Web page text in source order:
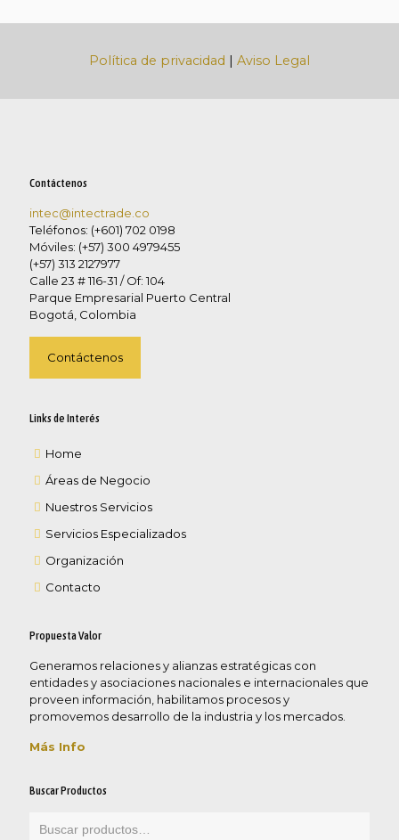
Política de privacidad | Aviso Legal
Contáctenos
intec@intectrade.co
Teléfonos: (+601) 702 0198
Móviles: (+57) 300 4979455
(+57) 313 2127977
Calle 23 # 116-31 / Of: 104
Parque Empresarial Puerto Central
Bogotá, Colombia
Contáctenos
Links de Interés
Home
Áreas de Negocio
Nuestros Servicios
Servicios Especializados
Organización
Contacto
Propuesta Valor
Generamos relaciones y alianzas estratégicas con
entidades y asociaciones nacionales e internacionales que
proveen información, habilitamos procesos y
promovemos desarrollo de la industria y los mercados.
Más Info
Buscar Productos